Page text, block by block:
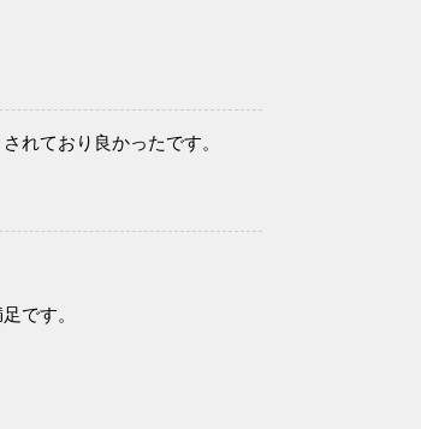
れており良かったです。
です。